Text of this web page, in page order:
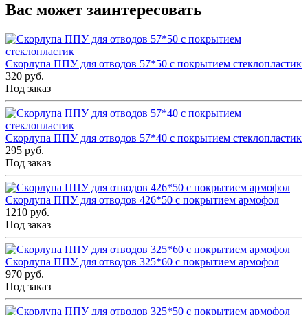
Вас может заинтересовать
Скорлупа ППУ для отводов 57*50 с покрытием стеклопластик
320 руб.
Под заказ
Скорлупа ППУ для отводов 57*40 с покрытием стеклопластик
295 руб.
Под заказ
Скорлупа ППУ для отводов 426*50 с покрытием армофол
1210 руб.
Под заказ
Скорлупа ППУ для отводов 325*60 с покрытием армофол
970 руб.
Под заказ